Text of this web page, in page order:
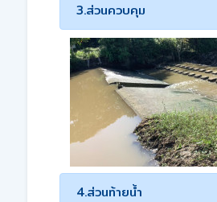
3.ส่วนควบคุม
4.ส่วนท้ายน้ำ